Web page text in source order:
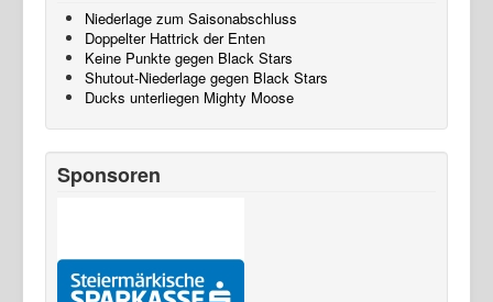
Niederlage zum Saisonabschluss
Doppelter Hattrick der Enten
Keine Punkte gegen Black Stars
Shutout-Niederlage gegen Black Stars
Ducks unterliegen Mighty Moose
Sponsoren